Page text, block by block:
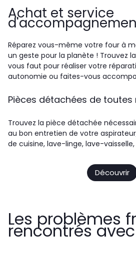
Achat et service
Réparez vous-même votre four à
un geste pour la planète ! Trouvez
vous faut pour réaliser votre
autonomie ou faites-vous
Pièces détachées de toutes
Trouvez la pièce détachée
au bon entretien de votre
de cuisine, lave-linge, lave-
Découvrir
Les problèmes
rencontrés